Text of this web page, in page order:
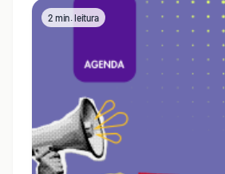
2 min. leitura